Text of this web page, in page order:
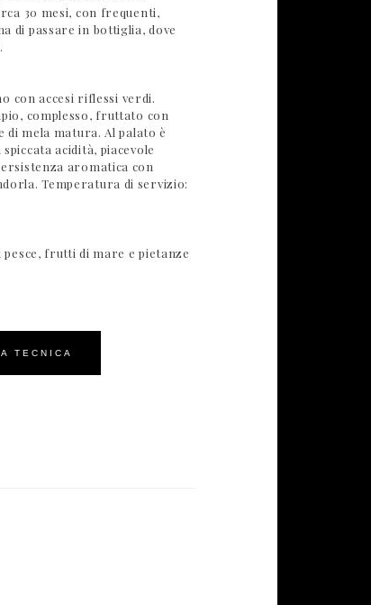
30 mesi, con frequenti,
di passare in bottiglia, dove
con accesi riflessi verdi.
complesso, fruttato con
mela matura. Al palato è
acidità, piacevole
aromatica con
Temperatura di servizio:
frutti di mare e pietanze
TECNICA